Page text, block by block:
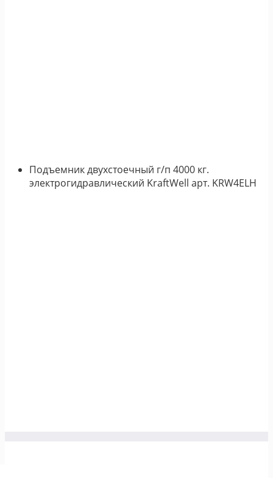
Подъемник двухстоечный г/п 4000 кг.
электрогидравлический KraftWell арт. KRW4ELH